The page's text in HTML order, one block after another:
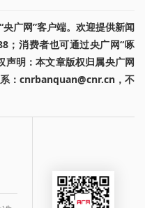
广网”客户端。欢迎提供新闻
；消费者也可通过央广网“啄
声明：本文章版权归属央广网
：cnrbanquan@cnr.cn，不